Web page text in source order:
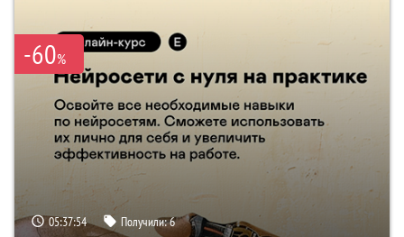
-60%
05:37:54 Получили:6